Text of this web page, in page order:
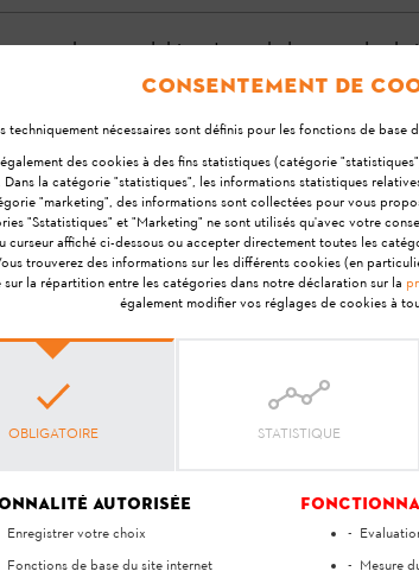
tondeuse mulching. Lors de la tonte, les
sont ensuite rejetés sur le gazon, où ils
au gazon des nutriments organiques et
votre pelouse embellie.
Votre avis est important
réponse vous a-
Consentement de
techniquement nécessaires sont définis pour les fonctions de base
des cookies à des fins statistiques (catégorie
Dans la catégorie "statistiques", les informations statistiques
"marketing", des informations sont collectées pour vous
"Sstatistiques" et "Marketing" ne sont utilisés qu'avec votre
curseur affiché ci-dessous ou accepter directement toutes les
trouverez des informations sur les différents cookies (en
sur la répartition entre les catégories dans notre déclaration sur la
également modifier vos réglages de cookies à
OBLIGATOIRE STATISTIQUE
autorisée
Enregistrer votre choix
Fonctions de base du site internet
Mesure